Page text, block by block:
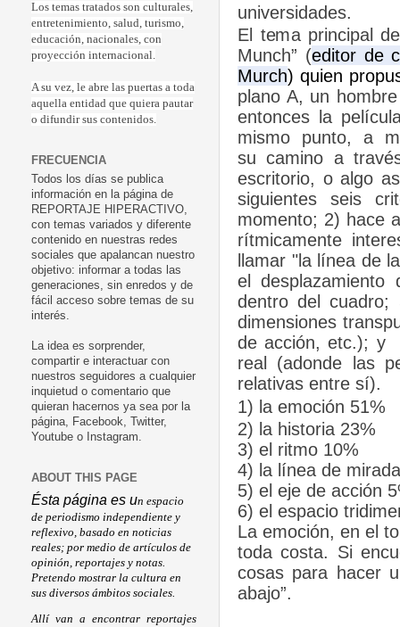
universidades.
El tema principal
Munch” (editor de
Murch) quien
plano A, un
entonces la
mismo punto, a
su camino a
escritorio, o algo
siguientes seis
momento; 2) hace
rítmicamente
llamar "la línea de
el
dentro del cuadro;
dimensiones
de acción, etc.); y
real (adonde las
relativas entre sí).
1) la emoción 51%
2) la historia 23%
3) el ritmo 10%
4) la línea de
5) el eje de acción
6) el espacio
La emoción, en el
toda costa. Si
cosas para hacer
abajo”.
Los temas tratados son culturales,
entretenimiento, salud, turismo,
educación, nacionales, con
proyección internacional.
A su vez, le abre las puertas a toda
aquella entidad que quiera pautar
o difundir sus contenidos.
FRECUENCIA
Todos los días se publica
información en la página de
REPORTAJE HIPERACTIVO,
con temas variados y diferente
contenido en nuestras redes
sociales que apalancan nuestro
objetivo: informar a todas las
generaciones, sin enredos y de
fácil acceso sobre temas de su
interés.
La idea es sorprender,
compartir e interactuar con
nuestros seguidores a cualquier
inquietud o comentario que
quieran hacernos ya sea por la
página, Facebook, Twitter,
Youtube o Instagram.
ABOUT THIS PAGE
Ésta página es un espacio
de periodismo independiente y
reflexivo, basado en noticias
reales; por medio de artículos de
opinión, reportajes y notas.
Pretendo mostrar la cultura en
sus diversos ámbitos sociales.
Allí van a encontrar reportajes